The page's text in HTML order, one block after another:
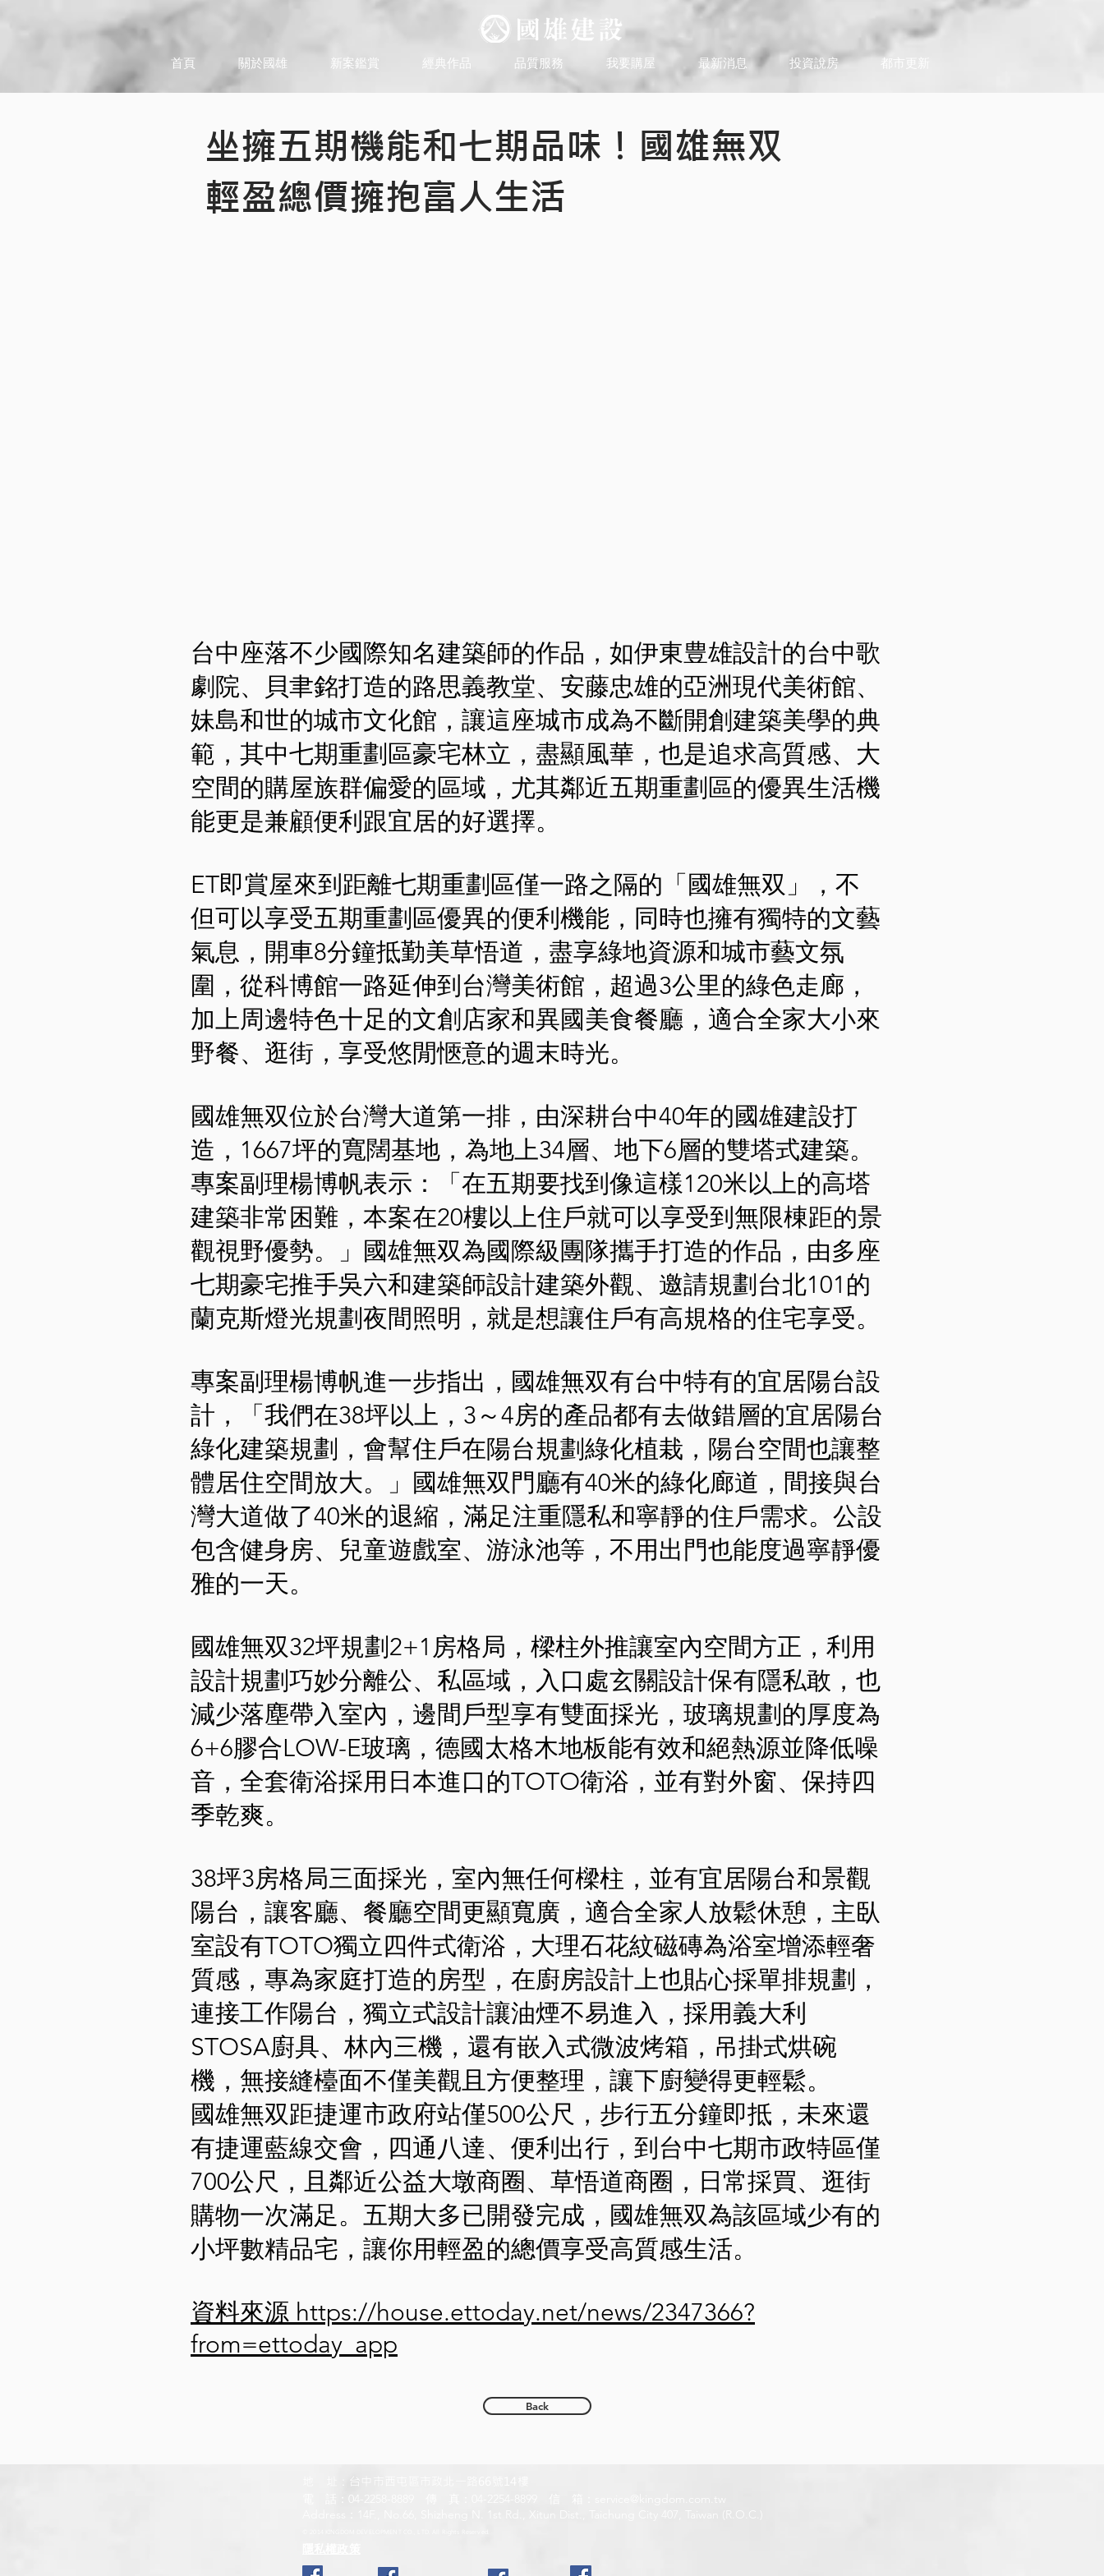
首頁 關於國雄 新案鑑賞 經典作品 品質服務 我要購屋 最新消息 投資說房 都市更新
坐擁五期機能和七期品味！國雄無双
輕盈總價擁抱富人生活
台中座落不少國際知名建築師的作品，如伊東豊雄設計的台中歌
劇院、貝聿銘打造的路思義教堂、安藤忠雄的亞洲現代美術館、
妹島和世的城市文化館，讓這座城市成為不斷開創建築美學的典
範，其中七期重劃區豪宅林立，盡顯風華，也是追求高質感、大
空間的購屋族群偏愛的區域，尤其鄰近五期重劃區的優異生活機
能更是兼顧便利跟宜居的好選擇。
ET即賞屋來到距離七期重劃區僅一路之隔的「國雄無双」，不
但可以享受五期重劃區優異的便利機能，同時也擁有獨特的文藝
氣息，開車8分鐘抵勤美草悟道，盡享綠地資源和城市藝文氛
圍，從科博館一路延伸到台灣美術館，超過3公里的綠色走廊，
加上周邊特色十足的文創店家和異國美食餐廳，適合全家大小來
野餐、逛街，享受悠閒愜意的週末時光。
國雄無双位於台灣大道第一排，由深耕台中40年的國雄建設打
造，1667坪的寬闊基地，為地上34層、地下6層的雙塔式建築。
專案副理楊博帆表示：「在五期要找到像這樣120米以上的高塔
建築非常困難，本案在20樓以上住戶就可以享受到無限棟距的景
觀視野優勢。」國雄無双為國際級團隊攜手打造的作品，由多座
七期豪宅推手吳六和建築師設計建築外觀、邀請規劃台北101的
蘭克斯燈光規劃夜間照明，就是想讓住戶有高規格的住宅享受。
專案副理楊博帆進一步指出，國雄無双有台中特有的宜居陽台設
計，「我們在38坪以上，3～4房的產品都有去做錯層的宜居陽台
綠化建築規劃，會幫住戶在陽台規劃綠化植栽，陽台空間也讓整
體居住空間放大。」國雄無双門廳有40米的綠化廊道，間接與台
灣大道做了40米的退縮，滿足注重隱私和寧靜的住戶需求。公設
包含健身房、兒童遊戲室、游泳池等，不用出門也能度過寧靜優
雅的一天。
國雄無双32坪規劃2+1房格局，樑柱外推讓室內空間方正，利用
設計規劃巧妙分離公、私區域，入口處玄關設計保有隱私敢，也
減少落塵帶入室內，邊間戶型享有雙面採光，玻璃規劃的厚度為
6+6膠合LOW-E玻璃，德國太格木地板能有效和絕熱源並降低噪
音，全套衛浴採用日本進口的TOTO衛浴，並有對外窗、保持四
季乾爽。
38坪3房格局三面採光，室內無任何樑柱，並有宜居陽台和景觀
陽台，讓客廳、餐廳空間更顯寬廣，適合全家人放鬆休憩，主臥
室設有TOTO獨立四件式衛浴，大理石花紋磁磚為浴室增添輕奢
質感，專為家庭打造的房型，在廚房設計上也貼心採單排規劃，
連接工作陽台，獨立式設計讓油煙不易進入，採用義大利
STOSA廚具、林內三機，還有嵌入式微波烤箱，吊掛式烘碗
機，無接縫檯面不僅美觀且方便整理，讓下廚變得更輕鬆。
國雄無双距捷運市政府站僅500公尺，步行五分鐘即抵，未來還
有捷運藍線交會，四通八達、便利出行，到台中七期市政特區僅
700公尺，且鄰近公益大墩商圈、草悟道商圈，日常採買、逛街
購物一次滿足。五期大多已開發完成，國雄無双為該區域少有的
小坪數精品宅，讓你用輕盈的總價享受高質感生活。
資料來源 https://house.ettoday.net/news/2347366?
from=ettoday_app
Back
Address：14F., No.66, Shizheng N. 1st Rd., Xitun Dist., Taichung City 407, Taiwan (R.O.C.)